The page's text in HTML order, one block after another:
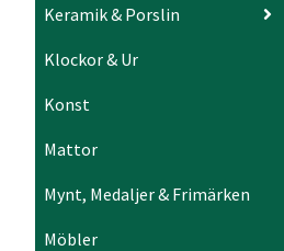
Keramik & Porslin
Klockor & Ur
Konst
Mattor
Mynt, Medaljer & Frimärken
Möbler